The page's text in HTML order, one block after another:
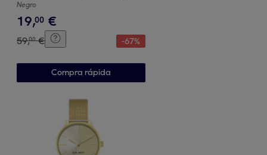
Cuarzo con Correa de Cuero
Negro
19,00 €
59,00 € -67%
Compra rápida